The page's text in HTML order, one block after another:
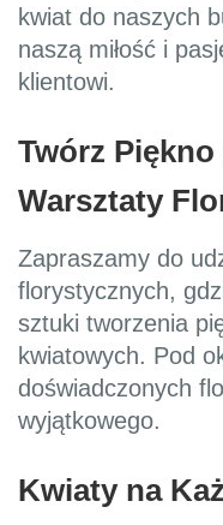
kwiat do naszych
naszą miłość i
klientowi.
Twórz Piękno
Warsztaty
Zapraszamy do
florystycznych,
sztuki tworzenia
kwiatowych. Pod
doświadczonych
wyjątkowego.
Kwiaty na